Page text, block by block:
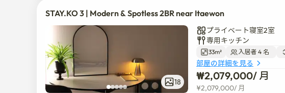
STAY.KO 3 | Modern & Spotless 2BR near Itaewon
18
プライベート寝室2室
専用キッチン
33m² 入居者 4 名
部屋の詳細を見る
₩2,079,000/ 月
¥2,079,000/ 月